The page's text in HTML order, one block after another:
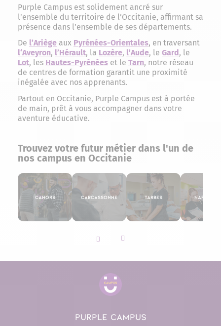
Purple Campus est solidement ancré sur
l’ensemble du territoire de l’Occitanie, affirmant sa
présence dans l’ensemble de ses départements.
De l’Ariège aux Pyrénées-Orientales, en traversant
l‘Aveyron, l’Hérault, la Lozère, l’Aude, le Gard , le
Lot, les Hautes-Pyrénées et le Tarn, notre réseau
de centres de formation garantit une proximité
inégalée avec nos apprenants.
Partout en Occitanie, Purple Campus est à portée
de main, prêt à vous accompagner dans votre
aventure éducative.
Trouvez votre futur métier dans l'un de
nos campus en Occitanie
Slider vers la gauche
Cahors Carcassonne Tarbes Narbonne
Slider vers la droite
PURPLE CAMPUS